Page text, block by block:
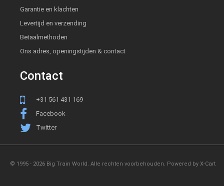
Garantie en klachten
Levertijd en verzending
Betaalmethoden
Ons adres, openingstijden & contact
Contact
+31 561 431 169
Facebook
Twitter
© 1995 - 2026 Big Train World. Alle rechten voorbehouden. Powered by X-Cart